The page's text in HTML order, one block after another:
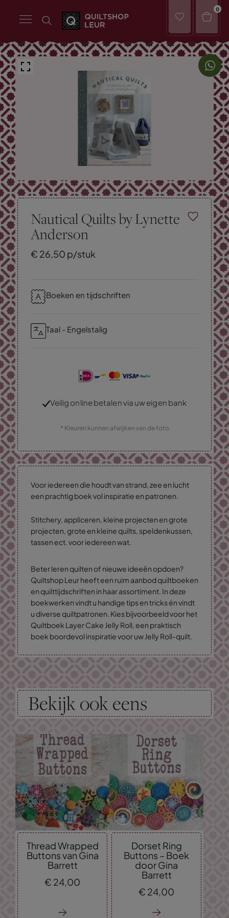
0
Nautical Quilts by Lynette
Anderson
€ 26,50 p/stuk
Boeken en tijdschriften
Taal - Engelstalig
Veilig online betalen via uw eigen bank
* Kleuren kunnen afwijken van de foto
Voor iedereen die houdt van strand, zee en lucht
een prachtig boek vol inspiratie en patronen.
Stitchery, appliceren, kleine projecten en grote
projecten, grote en kleine quilts, speldenkussen,
tassen ect. voor iedereen wat.
Beter leren quilten of nieuwe ideeën opdoen?
Quiltshop Leur heeft een ruim aanbod quiltboeken
en quilttijdschriften in haar assortiment. In deze
boekwerken vindt u handige tips en tricks én vindt
u diverse quiltpatronen. Kies bijvoorbeeld voor het
Quiltboek Layer Cake Jelly Roll, een praktisch
boek boordevol inspiratie voor uw Jelly Roll-quilt.
Bekijk ook eens
Thread Wrapped
Buttons van Gina
Barrett
€ 24,00
Dorset Ring
Buttons – Boek
door Gina
Barrett
€ 24,00